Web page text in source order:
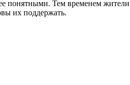
Тем временем
их поддержать.